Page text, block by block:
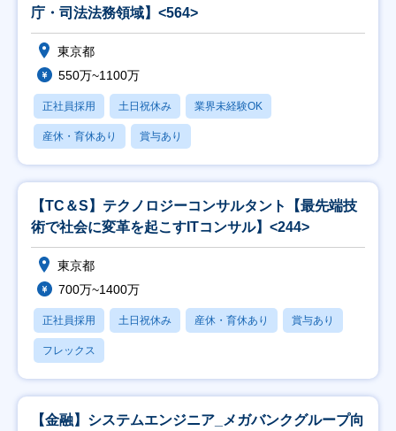
庁・司法法務領域】<564>
東京都
550万~1100万
正社員採用 土日祝休み 業界未経験OK
産休・育休あり 賞与あり
【TC＆S】テクノロジーコンサルタント【最先端技
術で社会に変革を起こすITコンサル】<244>
東京都
700万~1400万
正社員採用 土日祝休み 産休・育休あり 賞与あり
フレックス
【金融】システムエンジニア_メガバンクグループ向